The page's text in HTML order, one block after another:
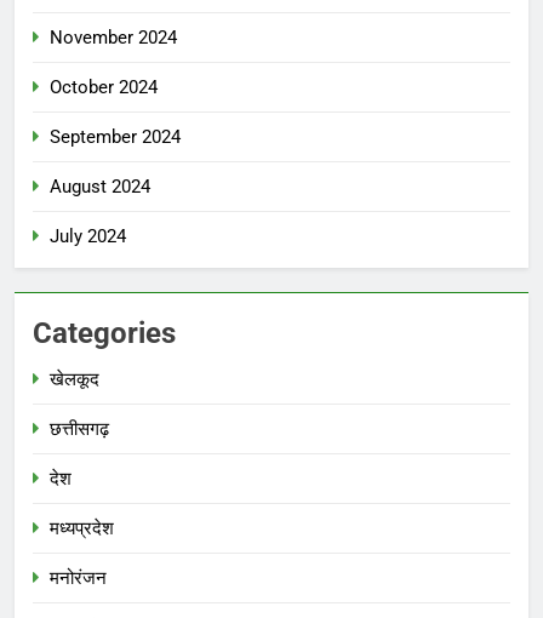
November 2024
October 2024
September 2024
August 2024
July 2024
Categories
खेलकूद
छत्तीसगढ़
देश
मध्‍यप्रदेश
मनोरंजन